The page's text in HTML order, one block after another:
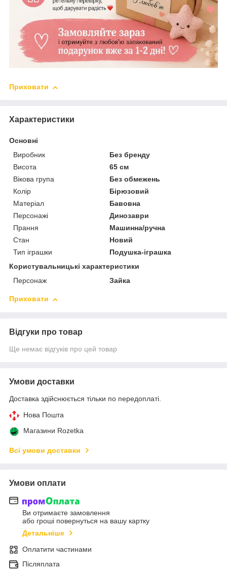
Приховати
Характеристики
Основні
Виробник
Без бренду
Висота
65 см
Вікова група
Без обмежень
Колір
Бірюзовий
Матеріал
Бавовна
Персонажі
Динозаври
Прання
Машинна/ручна
Стан
Новий
Тип іграшки
Подушка-іграшка
Користувальницькі характеристики
Персонаж
Зайка
Приховати
Відгуки про товар
Ще немає відгуків про цей товар
Умови доставки
Доставка здійснюється тільки по передоплаті.
Нова Пошта
Магазини Rozetka
Всі умови доставки
Умови оплати
Ви отримаєте замовлення
або гроші повернуться на вашу картку
Детальніше
Оплатити частинами
Післяплата